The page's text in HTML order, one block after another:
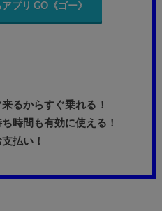
プリ GO《ゴー》
るからすぐ乗れる ！
時間も有効に使える！
払い！